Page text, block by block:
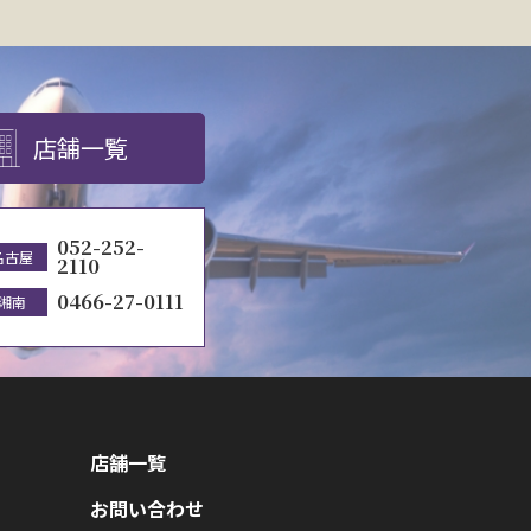
店舗一覧
古屋 052-252-
2110
南 0466-27-0111
店舗一覧
お問い合わせ